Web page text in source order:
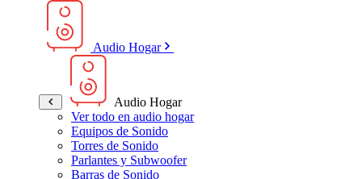
Audio Hogar
Audio Hogar
Ver todo en audio hogar
Equipos de Sonido
Torres de Sonido
Parlantes y Subwoofer
Barras de Sonido